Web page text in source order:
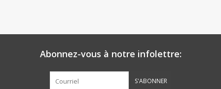
Abonnez-vous à notre infolettre:
S'ABONNER